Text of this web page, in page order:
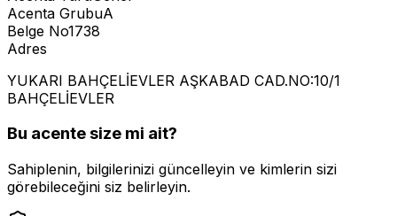
Acenta GrubuA
Belge No1738
Adres
YUKARI BAHÇELİEVLER AŞKABAD CAD.NO:10/1
BAHÇELİEVLER
Bu acente size mi ait?
Sahiplenin, bilgilerinizi güncelleyin ve kimlerin sizi
görebileceğini siz belirleyin.